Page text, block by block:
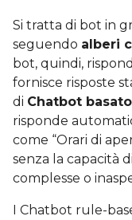
Si tratta di bot in
seguendo alberi
bot, quindi,
fornisce risposte
di Chatbot
risponde
come “Orari di
senza la capacità
complesse o
I Chatbot rule-